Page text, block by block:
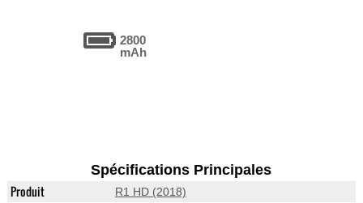
2800
mAh
Spécifications Principales
Produit R1 HD (2018)